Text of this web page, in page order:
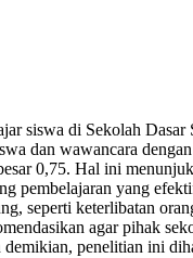
siswa di Sekolah
dan wawancara
0,75. Hal ini
pembelajaran yang
seperti keterlibatan
agar pihak
penelitian ini